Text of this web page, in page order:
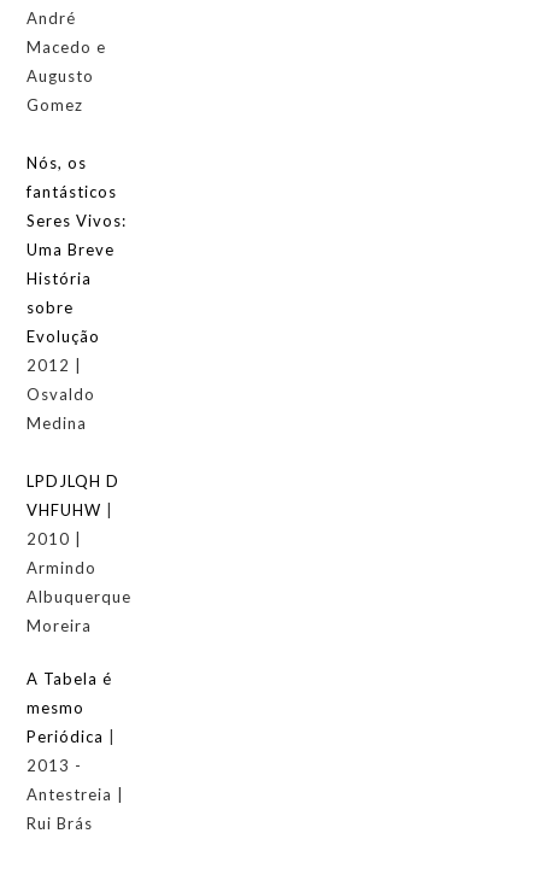
André
Macedo e
Augusto
Gomez
Nós, os
fantásticos
Seres Vivos:
Uma Breve
História
sobre
Evolução
2012 |
Osvaldo
Medina
LPDJLQH D
VHFUHW
2010 |
Armindo
Albuquerque
Moreira
A Tabela é
mesmo
Periódica
2013 -
Antestreia |
Rui Brás